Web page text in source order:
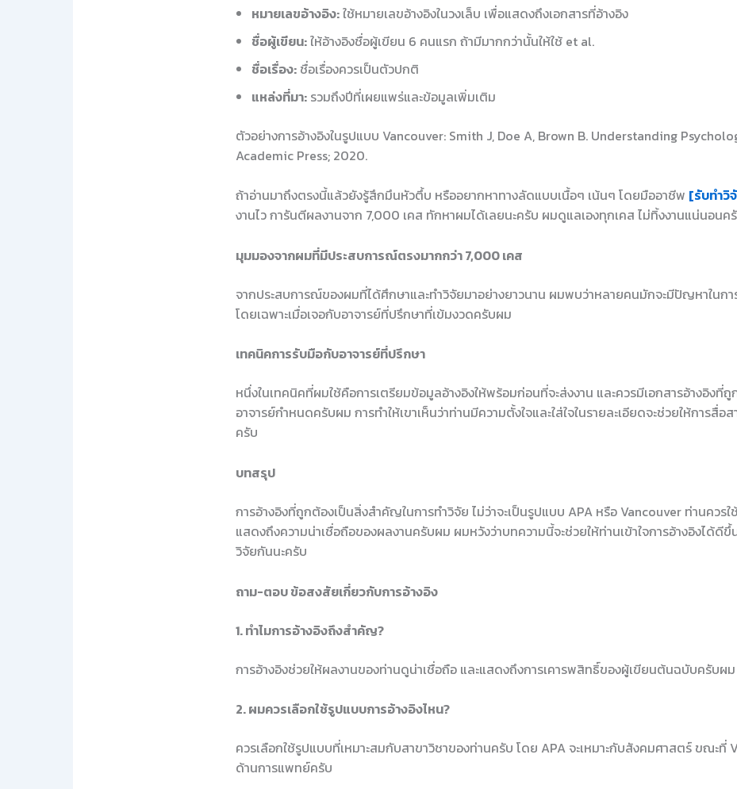
หมายเลขอ้างอิง:ใช้หมายเลขอ้างอิงในวงเล็บ เพื่อแสดงถึงเอกสารที่อ้างอิง
ชื่อผู้เขียน:ให้อ้างอิงชื่อผู้เขียน 6 คนแรก ถ้ามีมากกว่านั้นให้ใช้ et al.
ชื่อเรื่อง: ชื่อเรื่องควรเป็นตัวปกติ
แหล่งที่มา: รวมถึงปีที่เผยแพร่และข้อมูลเพิ่มเติม
ตัวอย่างการอ้างอิงในรูปแบบ Vancouver: Smith J, Doe A, Brown B. Understanding
Academic Press; 2020.
ถ้าอ่านมาถึงตรงนี้แล้วยังรู้สึกมึนหัวตึ้บ หรืออยากหาทางลัดแบบเนื้อๆ เน้นๆ โดยมืออาชีพ [รับทำวิ
งานไว การันตีผลงานจาก 7,000 เคส ทักหาผมได้เลยนะครับ ผมดูแลเองทุกเคส ไม่ทิ้งงานแน่นอนค
มุมมองจากผมที่มีประสบการณ์ตรงมากกว่า 7,000 เคส
จากประสบการณ์ของผมที่ได้ศึกษาและทำวิจัยมาอย่างยาวนาน ผมพบว่าหลายคนมักจะมีปัญหาในก
โดยเฉพาะเมื่อเจอกับอาจารย์ที่ปรึกษาที่เข้มงวดครับผม
เทคนิคการรับมือกับอาจารย์ที่ปรึกษา
หนึ่งในเทคนิคที่ผมใช้คือการเตรียมข้อมูลอ้างอิงให้พร้อมก่อนที่จะส่งงาน และควรมีเอกสารอ้างอิงที่
อาจารย์กำหนดครับผม การทำให้เขาเห็นว่าท่านมีความตั้งใจและใส่ใจในรายละเอียดจะช่วยให้การสื่อ
ครับ
บทสรุป
การอ้างอิงที่ถูกต้องเป็นสิ่งสำคัญในการทำวิจัย ไม่ว่าจะเป็นรูปแบบ APA หรือ Vancouver ท่านควร
แสดงถึงความน่าเชื่อถือของผลงานครับผม ผมหวังว่าบทความนี้จะช่วยให้ท่านเข้าใจการอ้างอิงได้ดี
วิจัยกันนะครับ
ถาม-ตอบ ข้อสงสัยเกี่ยวกับการอ้างอิง
1. ทำไมการอ้างอิงถึงสำคัญ?
การอ้างอิงช่วยให้ผลงานของท่านดูน่าเชื่อถือ และแสดงถึงการเคารพสิทธิ์ของผู้เขียนต้นฉบับครับผม
2. ผมควรเลือกใช้รูปแบบการอ้างอิงไหน?
ควรเลือกใช้รูปแบบที่เหมาะสมกับสาขาวิชาของท่านครับ โดย APA จะเหมาะกับสังคมศาสตร์ ขณะที่
ด้านการแพทย์ครับ